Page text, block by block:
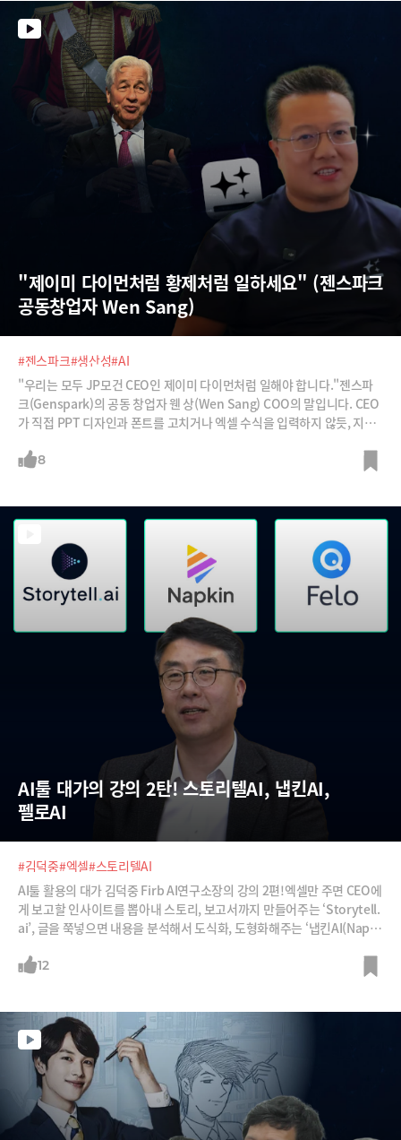
생성합니다. AI 특유의 할루시네이션도 걱정할 필요가 없죠. 이런 편리한
기능을 아직 모르고 계시는 분들이 많은데요, 최지웅 유캔랩스 대표가 엑
셀 초보도 누구나 따라할 수 있도록 친절히 가르쳐 드립니다. 한 번 따라해
보세요.
"제이미 다이먼처럼 황제처럼 일하세요" (젠스파크
공동창업자 Wen Sang)
#젠스파크#생산성#AI
"우리는 모두 JP모건 CEO인 제이미 다이먼처럼 일해야 합니다."젠스파
크(Genspark)의 공동 창업자 웬 상(Wen Sang) COO의 말입니다. CEO
가 직접 PPT 디자인과 폰트를 고치거나 엑셀 수식을 입력하지 않듯, 지식
것이 바로 젠스파크의 '슈퍼 에이전트'(Super Agent)입니다.젠스파크의
재 작업에 가장 적합한 모델을 골라 실시간으로 조합해 사용합니다. 덕분
스파크의 비전과 실제 시연 장면을 영상에서 확인해 보시죠.
8
AI툴 대가의 강의 2탄! 스토리텔AI, 냅킨AI,
펠로AI
#김덕중#엑셀#스토리텔AI
AI툴 활용의 대가 김덕중 Firb AI연구소장의 강의 2편!엑셀만 주면 CEO에
게 보고할 인사이트를 뽑아내 스토리, 보고서까지 만들어주는 ‘Storytell.
ai’, 글을 쭉넣으면 내용을 분석해서 도식화, 도형화해주는 ‘냅킨AI(Napki
전혀 모르는 사무직도 서비스를 만들고, 데이터 파이프라인까지 설계해주
12